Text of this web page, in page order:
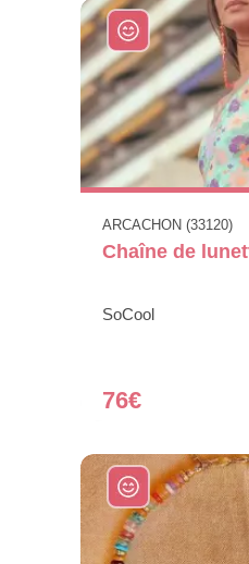
ARCACHON (33120)
Chaîne de
SoCool
76€